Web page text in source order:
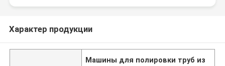
Характер продукции
Машины для полировки труб из